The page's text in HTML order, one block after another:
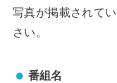
写真が掲載されて
さい。
番組名